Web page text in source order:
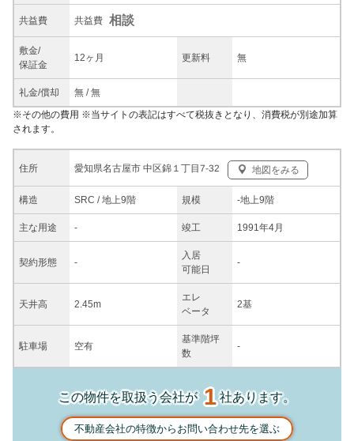
共益費 共益費 相談
敷金/
保証金
12ヶ月 更新料 無
礼金/償却 無 /無
住所 愛知県名古屋市 中区錦１丁目7-32 地図をみる
構造 SRC / 地上9階 規模 -地上9階
主な用途 - 竣工 1991年4月
契約形態 -
入居
可能日
-
天井高 2.45m
エレ
ベータ
2基
駐車場 空有
基準階坪
数
-
※その他の費用 ※当サイトの表記はすべて税抜きとなり、消費税が別途加算
されます。
この物件を取扱う会社が1社あります。
不動産会社の特徴からお問い合わせ先を選ぶ